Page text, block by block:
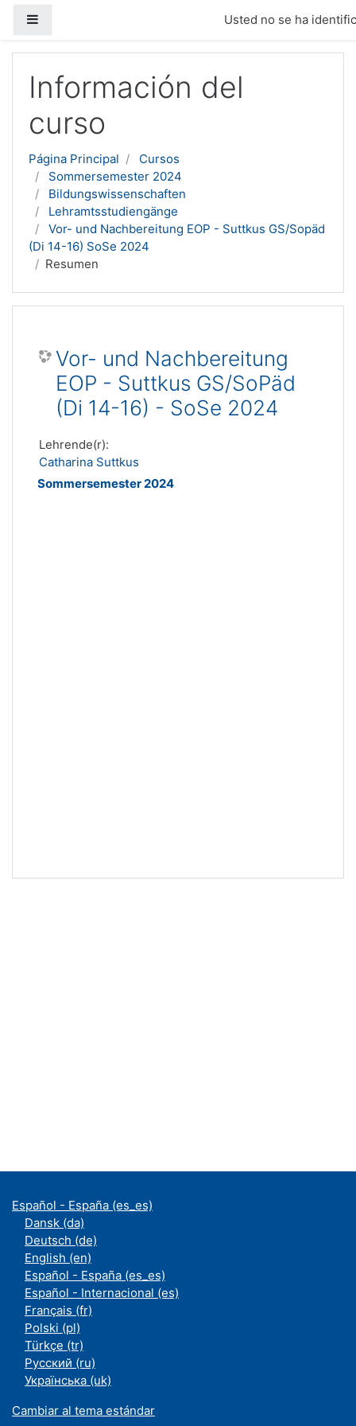
Usted no se ha
Información del
curso
Página Principal
Cursos
Sommersemester 2024
Bildungswissenschaften
Lehramtsstudiengänge
Vor- und Nachbereitung EOP - Suttkus GS/Sopäd
(Di 14-16) SoSe 2024
Resumen
Vor- und Nachbereitung
EOP - Suttkus GS/SoPäd
(Di 14-16) - SoSe 2024
Lehrende(r):
Catharina Suttkus
Sommersemester 2024
Español - España ‎(es_es)‎
Dansk ‎(da)‎
Deutsch ‎(de)‎
English ‎(en)‎
Español - España ‎(es_es)‎
Español - Internacional ‎(es)‎
Français ‎(fr)‎
Polski ‎(pl)‎
Türkçe ‎(tr)‎
Русский ‎(ru)‎
Українська ‎(uk)‎
Cambiar al tema estándar